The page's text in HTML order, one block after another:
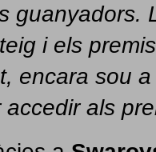
guanyadors.
i els
encara sou
accedir als